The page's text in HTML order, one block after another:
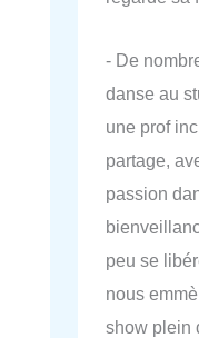
- De
danse au
une prof
partage,
passion
peu se
nous
show plein